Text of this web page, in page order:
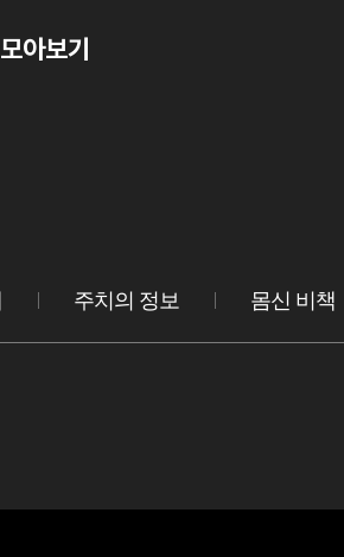
모아보기
주치의 정보 몸신 비책